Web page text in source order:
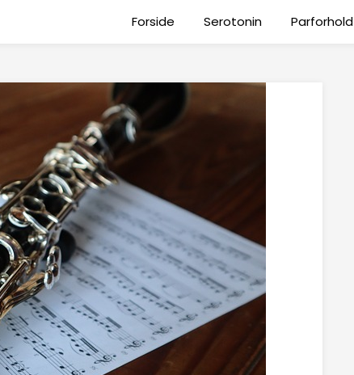
Forside Serotonin Parforhold